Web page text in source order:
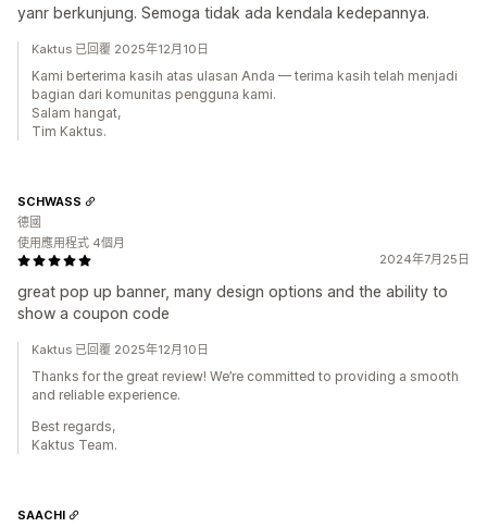
yanr berkunjung. Semoga tidak ada kendala kedepannya.
Kaktus 已回覆 2025年12月10日
Kami berterima kasih atas ulasan Anda — terima kasih telah menjadi
bagian dari komunitas pengguna kami.
Salam hangat,
Tim Kaktus.
2024年7月25日
great pop up banner, many design options and the ability to
show a coupon code
SCHWASS
德國
使用應用程式 4個月
Kaktus 已回覆 2025年12月10日
Thanks for the great review! We’re committed to providing a smooth
and reliable experience.
Best regards,
Kaktus Team.
SAACHI